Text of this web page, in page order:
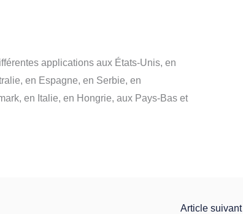
applications aux États-Unis, en
en Espagne, en Serbie, en
en Italie, en Hongrie, aux Pays-Bas et
Article suivant